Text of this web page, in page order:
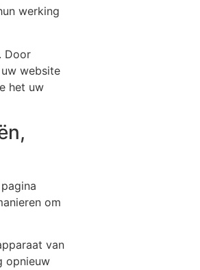
werking
Door
website
het uw
om
van
opnieuw